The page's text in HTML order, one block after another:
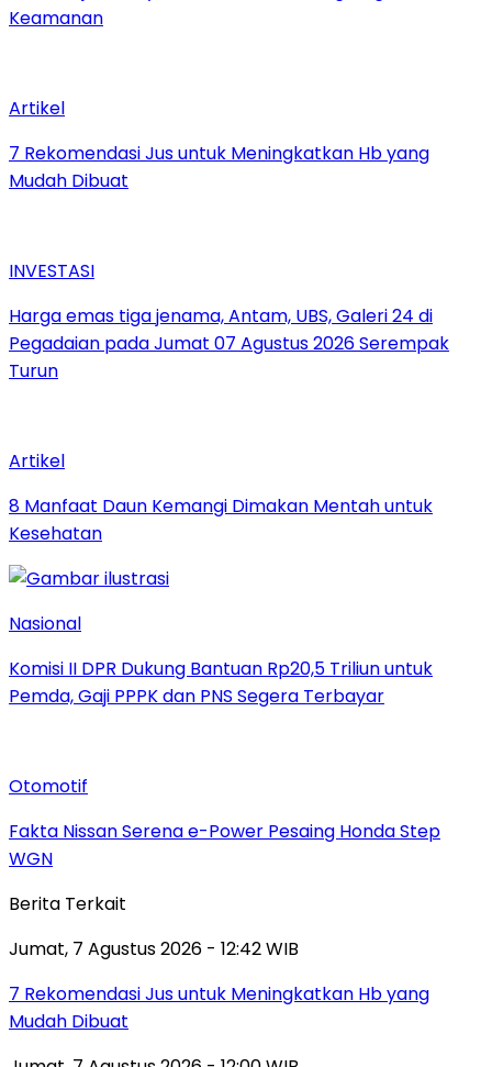
Keamanan
Artikel
7 Rekomendasi Jus untuk Meningkatkan Hb yang
Mudah Dibuat
INVESTASI
Harga emas tiga jenama, Antam, UBS, Galeri 24 di
Pegadaian pada Jumat 07 Agustus 2026 Serempak
Turun
Artikel
8 Manfaat Daun Kemangi Dimakan Mentah untuk
Kesehatan
Nasional
Komisi II DPR Dukung Bantuan Rp20,5 Triliun untuk
Pemda, Gaji PPPK dan PNS Segera Terbayar
Otomotif
Fakta Nissan Serena e-Power Pesaing Honda Step
WGN
Berita Terkait
Jumat, 7 Agustus 2026 - 12:42 WIB
7 Rekomendasi Jus untuk Meningkatkan Hb yang
Mudah Dibuat